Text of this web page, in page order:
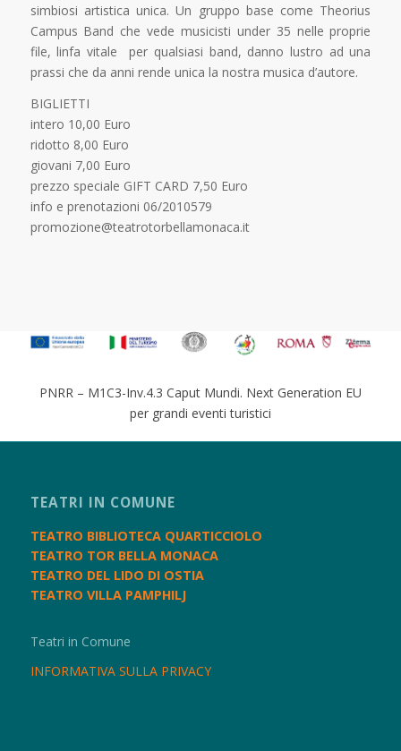
simbiosi artistica unica. Un gruppo base come Theorius
Campus Band che vede musicisti under 35 nelle proprie
file, linfa vitale per qualsiasi band, danno lustro ad una
prassi che da anni rende unica la nostra musica d’autore.
BIGLIETTI
intero 10,00 Euro
ridotto 8,00 Euro
giovani 7,00 Euro
prezzo speciale GIFT CARD 7,50 Euro
info e prenotazioni 06/2010579
promozione@teatrotorbellamonaca.it
PNRR – M1C3-Inv.4.3 Caput Mundi. Next Generation EU
per grandi eventi turistici
TEATRI IN COMUNE
TEATRO BIBLIOTECA QUARTICCIOLO
TEATRO TOR BELLA MONACA
TEATRO DEL LIDO DI OSTIA
TEATRO VILLA PAMPHILJ
Teatri in Comune
INFORMATIVA SULLA PRIVACY